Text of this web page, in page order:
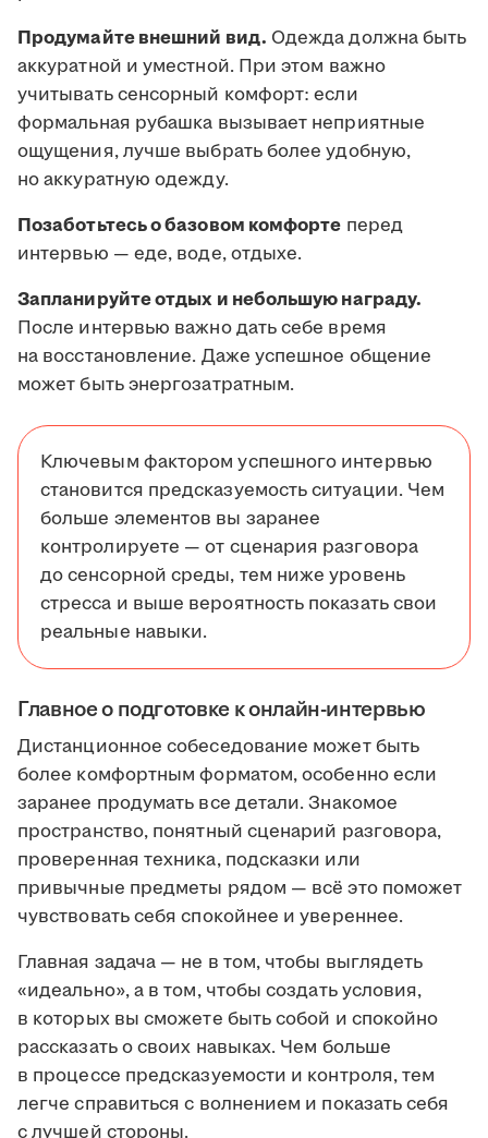
Продумайте внешний вид. Одежда должна быть
аккуратной и уместной. При этом важно
учитывать сенсорный комфорт: если
формальная рубашка вызывает неприятные
ощущения, лучше выбрать более удобную,
но аккуратную одежду.
Позаботьтесь о базовом комфорте перед
интервью — еде, воде, отдыхе.
Запланируйте отдых и небольшую награду.
После интервью важно дать себе время
на восстановление. Даже успешное общение
может быть энергозатратным.
Ключевым фактором успешного интервью
становится предсказуемость ситуации. Чем
больше элементов вы заранее
контролируете — от сценария разговора
до сенсорной среды, тем ниже уровень
стресса и выше вероятность показать свои
реальные навыки.
Главное о подготовке к онлайн-интервью
Дистанционное собеседование может быть
более комфортным форматом, особенно если
заранее продумать все детали. Знакомое
пространство, понятный сценарий разговора,
проверенная техника, подсказки или
привычные предметы рядом — всё это поможет
чувствовать себя спокойнее и увереннее.
Главная задача — не в том, чтобы выглядеть
«идеально», а в том, чтобы создать условия,
в которых вы сможете быть собой и спокойно
рассказать о своих навыках. Чем больше
в процессе предсказуемости и контроля, тем
легче справиться с волнением и показать себя